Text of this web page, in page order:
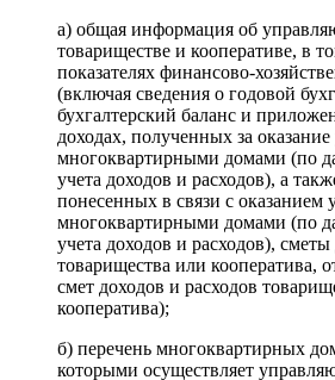
а) общая информация об
товариществе и кооперативе, в
показателях финансово-
(включая сведения о годовой
бухгалтерский баланс и
доходах, полученных за
многоквартирными домами (по
учета доходов и расходов), а
понесенных в связи с оказанием
многоквартирными домами (по
учета доходов и расходов),
товарищества или кооператива,
смет доходов и расходов
кооператива);
б) перечень многоквартирных
которыми осуществляет